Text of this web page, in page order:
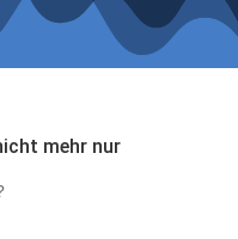
mehr nur